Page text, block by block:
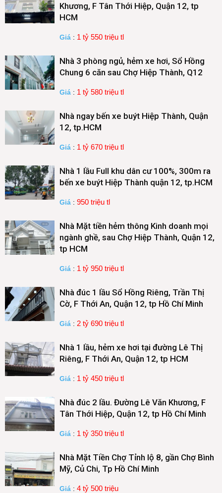
Khương, F Tân Thới Hiệp, Quận 12, tp
HCM
Giá : 1 tỷ 550 triệu tl
Nhà 3 phòng ngủ, hẻm xe hơi, Sổ Hồng
Chung 6 căn sau Chợ Hiệp Thành, Q12
Giá : 1 tỷ 580 triệu tl
Nhà ngay bến xe buýt Hiệp Thành, Quận
12, tp.HCM
Giá : 1 tỷ 670 triệu tl
Nhà 1 lầu Full khu dân cư 100%, 300m ra
bến xe buýt Hiệp Thành quận 12, tp.HCM
Giá : 950 triệu tl
Nhà Mặt tiền hẻm thông Kinh doanh mọi
ngành ghề, sau Chợ Hiệp Thành, Quận 12,
tp HCM
Giá : 1 tỷ 950 triệu tl
Nhà đúc 1 lầu Sổ Hồng Riêng, Trần Thị
Cờ, F Thới An, Quận 12, tp Hồ Chí Minh
Giá : 2 tỷ 690 triệu tl
Nhà 1 lầu, hẻm xe hơi tại đường Lê Thị
Riêng, F Thới An, Quận 12, tp HCM
Giá : 1 tỷ 450 triệu tl
Nhà đúc 2 lầu. Đường Lê Văn Khương, F
Tân Thới Hiệp, Quận 12, tp Hồ Chí Minh
Giá : 1 tỷ 350 triệu tl
Nhà Mặt Tiền Chợ Tỉnh lộ 8, gần Chợ Bình
Mỹ, Củ Chi, Tp Hồ Chí Minh
Giá : 4 tỷ 500 triệu